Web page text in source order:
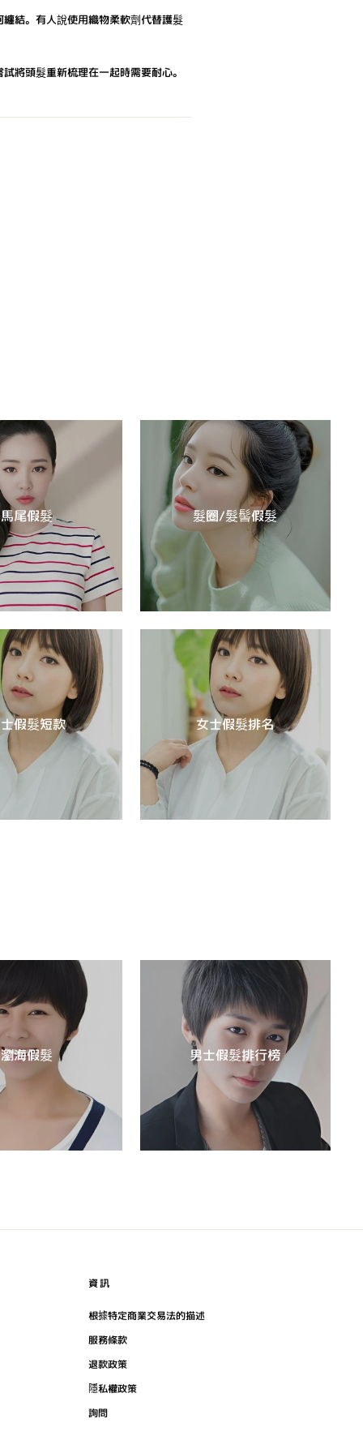
結。有人說使用織物柔軟劑代替護髮
將頭髮重新梳理在一起時需要耐心。
馬尾假髮 髮圈/髮髻假髮
假髮短款 女士假髮排名
瀏海假髮 男士假髮排行榜
資訊
根據特定商業交易法的描述
服務條款
退款政策
隱私權政策
詢問